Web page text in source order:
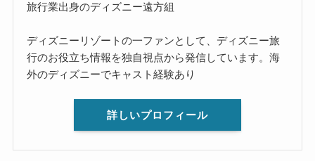
旅行業出身のディズニー遠方組
ディズニーリゾートの一ファンとして、ディズニー旅
行のお役立ち情報を独自視点から発信しています。海
外のディズニーでキャスト経験あり
詳しいプロフィール